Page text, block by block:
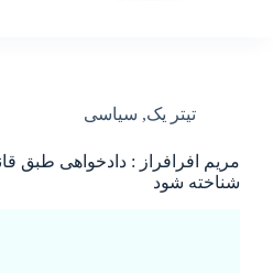
تیتر یک, سیاسی
مریم افرافراز : دادخواهی طبق
شناخته شود